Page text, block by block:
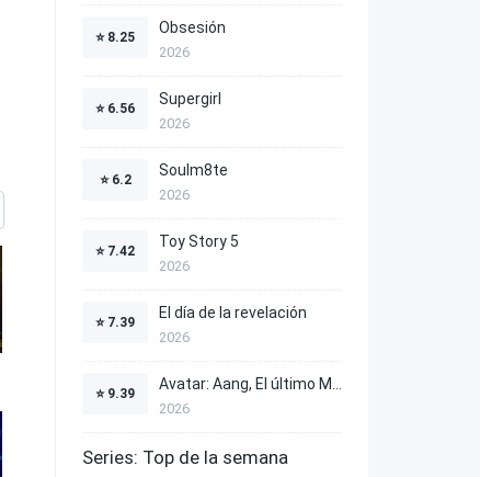
⭐ 8.25
Obsesión
2026
⭐ 6.56
Supergirl
2026
⭐ 6.2
Soulm8te
2026
⭐ 7.42
Toy Story 5
2026
⭐ 7.39
El día de la revelación
2026
⭐ 9.39
2026
Series: Top de la semana